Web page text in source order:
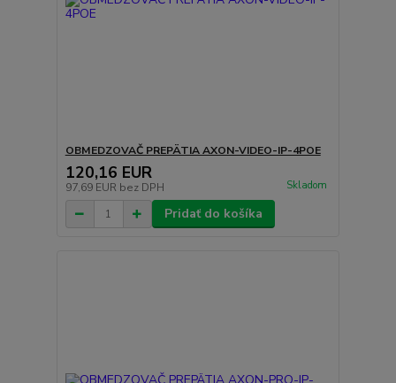
OBMEDZOVAČ PREPÄTIA AXON-VIDEO-IP-4POE
120,16 EUR
97,69 EUR bez DPH Skladom
Pridať do košíka